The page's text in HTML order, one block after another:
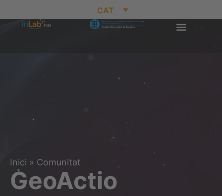
CAT
Inici » Comunitat
GeoActio